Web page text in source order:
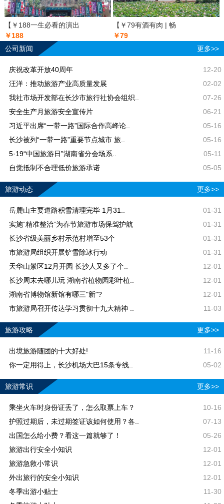
【￥188一生必看的演出
￥188
【￥79有酒有肉 | 畅
￥79
公司新闻
更多>>
庆祝改革开放40周年
12-20
汪洋：推动旅游产业高质量发展
02-02
我社市场开发部在长沙市旅行社协会组织..
07-26
安全生产月旅游安全宣传片
06-21
习近平出席“一带一路”国际合作高峰论..
05-16
长沙被列“一带一路”重要节点城市 旅..
05-16
5·19“中国旅游日”湖南省分会场系..
05-11
自觉抵制不合理低价旅游承诺
05-05
旅游动态 更多>>
岳麓山主要道路积雪清理完毕 1月31..
01-31
实施“精准整治”为春节旅游市场保驾护航
01-31
长沙省级美丽乡村示范村增至53个
01-31
市旅游局组织开展铲雪除冰行动
01-31
天华山景区12月开园 长沙人又多了个..
12-01
长沙周末去哪儿玩 湖南省植物园彩叶植..
12-01
湖南省博物馆新馆有哪三"新"?
12-01
市旅游局召开传达学习贯彻十九大精神 ..
11-03
旅游攻略 更多>>
出境旅游随团的十大好处!
11-16
你一定用得上，长沙机场大巴15条专线..
05-02
旅游常识 更多>>
乘坐火车时身份证丢了，怎么取票上车？
10-16
护照过期后，未过期签证该如何使用？各..
07-13
出国怎么给小费？看这一篇就够了！
05-26
旅游出行安全小知识
12-01
旅游急救小常识
12-01
外出旅行的安全小知识
12-01
冬季出游小贴士
11-30